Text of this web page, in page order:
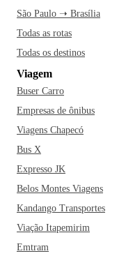
São Paulo ➝ Brasília
Todas as rotas
Todas os destinos
Viagem
Buser Carro
Empresas de ônibus
Viagens Chapecó
Bus X
Expresso JK
Belos Montes Viagens
Kandango Transportes
Viação Itapemirim
Emtram